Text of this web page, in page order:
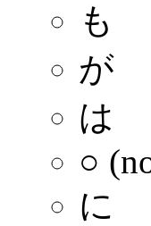
も
が
は
○
に